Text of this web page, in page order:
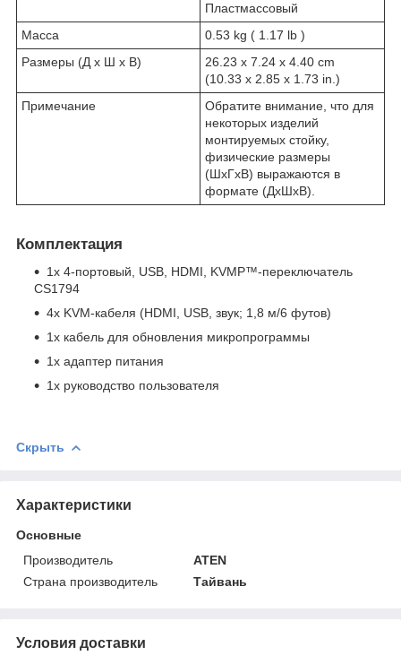
Пластмассовый
Масса
0.53 kg ( 1.17 lb )
Размеры (Д х Ш х В)
26.23 x 7.24 x 4.40 cm
(10.33 x 2.85 x 1.73 in.)
Примечание
Обратите внимание, что для
некоторых изделий
монтируемых стойку,
физические размеры
(ШxГxВ) выражаются в
формате (ДxШxВ).
Комплектация
1х 4-портовый, USB, HDMI, KVMP™-переключатель
CS1794
4x KVM-кабеля (HDMI, USB, звук; 1,8 м/6 футов)
1х кабель для обновления микропрограммы
1х адаптер питания
1х руководство пользователя
Скрыть
Характеристики
Основные
Производитель
ATEN
Страна производитель
Тайвань
Условия доставки